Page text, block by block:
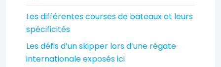
Les différentes courses de bateaux et leurs
spécificités
Les défis d’un skipper lors d’une régate
internationale exposés ici